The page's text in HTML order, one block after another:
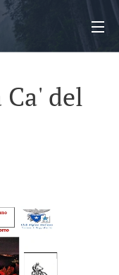
del